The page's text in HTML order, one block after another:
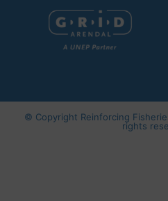
© Copyright Reinforcing
rights